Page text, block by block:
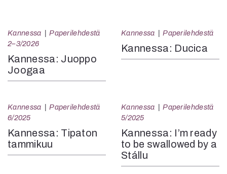
Kannessa
Paperilehdestä
2–3/2026
Kannessa: Juoppo
Joogaa
Kannessa Paperilehdestä
Kannessa: Ducica
Kannessa
Paperilehdestä
6/2025
Kannessa: Tipaton
tammikuu
Kannessa
Paperilehdestä
5/2025
Kannessa: I’m ready
to be swallowed by a
Stállu